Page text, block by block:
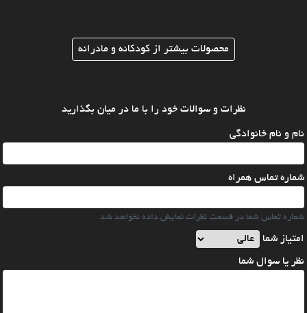
محصولات بیشتر از کودکانه و مادرانه
نظرات و سوالات خود را با ما در میان بگذارید
نام و نام خانوادگی
شماره تماس همراه
شماره تماس شما در قسمت نظرات نمایش داده نخواهد شد.
امتیاز شما
نظر یا سوال شما